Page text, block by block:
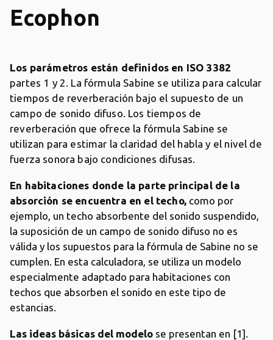
Ecophon
Los parámetros están definidos en ISO 3382
partes 1 y 2. La fórmula Sabine se utiliza para calcular
tiempos de reverberación bajo el supuesto de un
campo de sonido difuso. Los tiempos de
reverberación que ofrece la fórmula Sabine se
utilizan para estimar la claridad del habla y el nivel de
fuerza sonora bajo condiciones difusas.
En habitaciones donde la parte principal de la
absorción se encuentra en el techo, como por
ejemplo, un techo absorbente del sonido suspendido,
la suposición de un campo de sonido difuso no es
válida y los supuestos para la fórmula de Sabine no se
cumplen. En esta calculadora, se utiliza un modelo
especialmente adaptado para habitaciones con
techos que absorben el sonido en este tipo de
estancias.
Las ideas básicas del modelo se presentan en [1].